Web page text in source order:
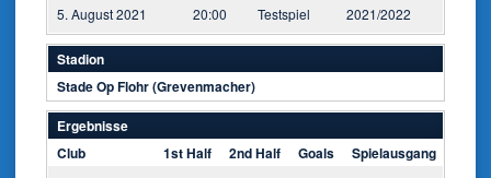
5. August 2021 20:00 Testspiel 2021/2022
Stadion
Stade Op Flohr (Grevenmacher)
Ergebnisse
Club
1st Half 2nd Half Goals Spielausgang